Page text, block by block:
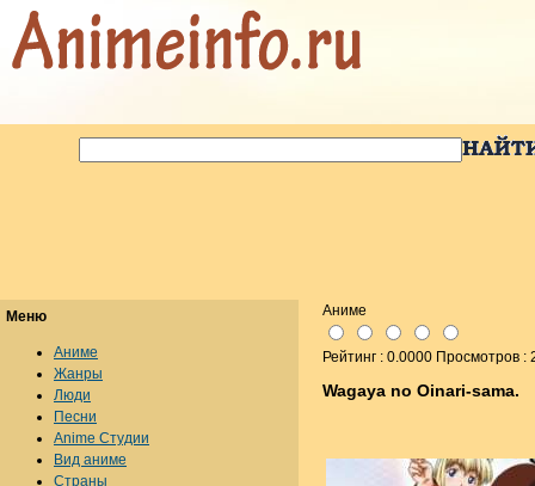
Аниме
Рейтинг : 0.0000 Просмотров :
Wagaya no Oinari-sama.
Меню
Аниме
Жанры
Люди
Песни
Anime Студии
Вид аниме
Страны